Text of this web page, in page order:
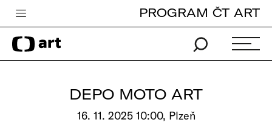
Česká televize
Zpravodajství
PROGRAM ČT ART
DEPO MOTO ART
16. 11. 2025 10:00, Plzeň